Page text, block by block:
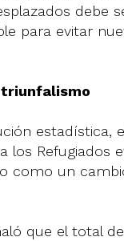
debe
para evitar
triunfalismo
estadística,
los Refugiados
como un
que el total